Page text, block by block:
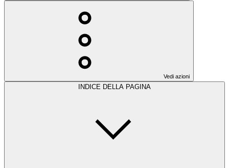
Vedi azioni
INDICE DELLA PAGINA